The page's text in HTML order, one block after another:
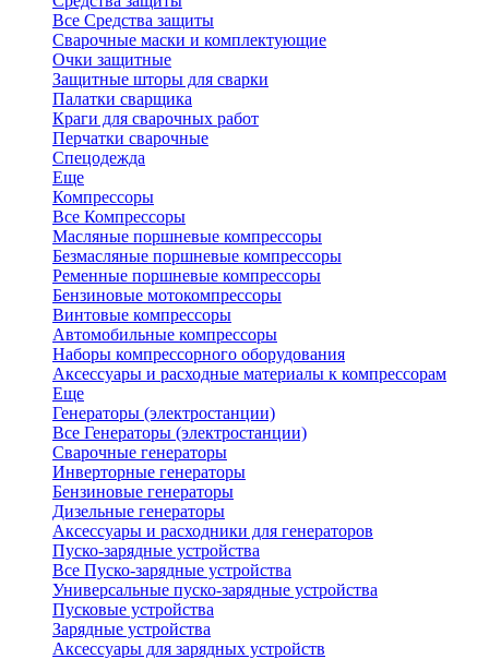
Все Средства защиты
Сварочные маски и комплектующие
Очки защитные
Защитные шторы для сварки
Палатки сварщика
Краги для сварочных работ
Перчатки сварочные
Спецодежда
Еще
Компрессоры
Все Компрессоры
Масляные поршневые компрессоры
Безмасляные поршневые компрессоры
Ременные поршневые компрессоры
Бензиновые мотокомпрессоры
Винтовые компрессоры
Автомобильные компрессоры
Наборы компрессорного оборудования
Аксессуары и расходные материалы к компрессорам
Еще
Генераторы (электростанции)
Все Генераторы (электростанции)
Сварочные генераторы
Инверторные генераторы
Бензиновые генераторы
Дизельные генераторы
Аксессуары и расходники для генераторов
Пуско-зарядные устройства
Все Пуско-зарядные устройства
Универсальные пуско-зарядные устройства
Пусковые устройства
Зарядные устройства
Аксессуары для зарядных устройств